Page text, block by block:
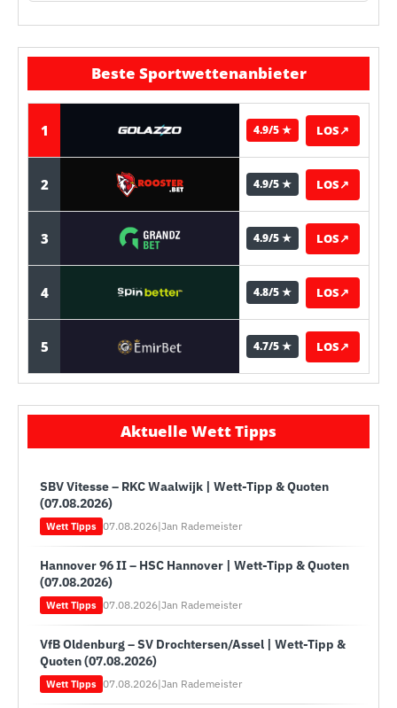
Beste Sportwettenanbieter
1 4.9/5 ★ LOS↗
2 4.9/5 ★ LOS↗
3 4.9/5 ★ LOS↗
4 4.8/5 ★ LOS↗
5 4.7/5 ★ LOS↗
Aktuelle Wett Tipps
SBV Vitesse – RKC Waalwijk | Wett-Tipp & Quoten
(07.08.2026)
Wett Tipps 07.08.2026|Jan Rademeister
Hannover 96 II – HSC Hannover | Wett-Tipp & Quoten
(07.08.2026)
Wett Tipps 07.08.2026|Jan Rademeister
VfB Oldenburg – SV Drochtersen/Assel | Wett-Tipp &
Quoten (07.08.2026)
Wett Tipps 07.08.2026|Jan Rademeister